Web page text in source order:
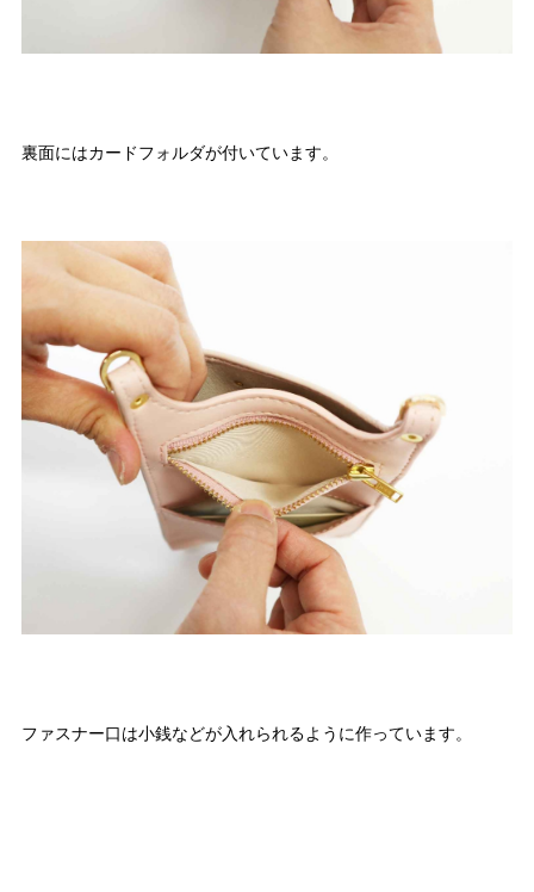
裏面にはカードフォルダが付いています。
ファスナー口は小銭などが入れられるように作っています。